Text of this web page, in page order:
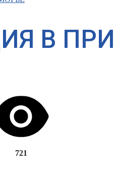
В
721